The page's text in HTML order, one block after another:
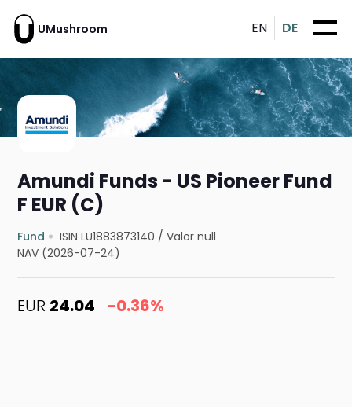
UMushroom EN DE
Amundi Funds - US Pioneer Fund
F EUR (C)
Fund ISIN LU1883873140 /Valor null
NAV (2026-07-24)
EUR 24.04 -0.36%